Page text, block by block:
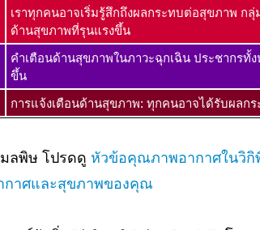
เราทุกคนอาจเริ่มรู้สึกถึงผลกระทบต่อสุขภาพ ก
ด้านสุขภาพที่รุนแรงขึ้น
คำเตือนด้านสุขภาพในภาวะฉุกเฉิน ประชากร
ขึ้น
การแจ้งเตือนด้านสุขภาพ: ทุกคนอาจได้รับผลก
ลพิษ โปรดดู หัวข้อคุณภาพอากาศในวิกิ
กาศและสุขภาพของคุณ